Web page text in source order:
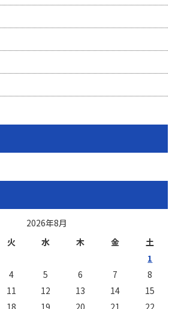
2026年8月
火 水 木 金
土
1
4 5 6 7
8
11 12 13 14
15
18 19 20 21 22